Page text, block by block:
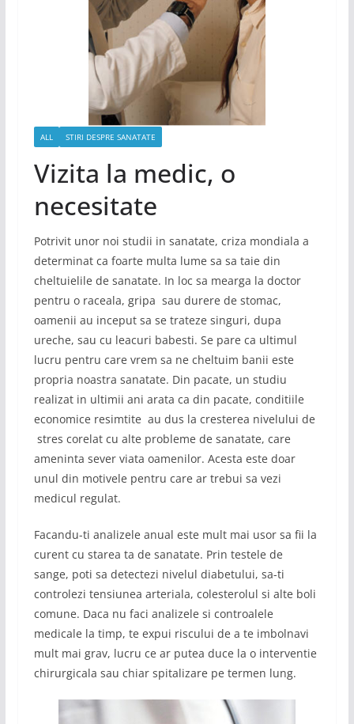
ALL STIRI DESPRE SANATATE
Vizita la medic, o
necesitate
Potrivit unor noi studii in sanatate, criza mondiala a
determinat ca foarte multa lume sa sa taie din
cheltuielile de sanatate. In loc sa mearga la doctor
pentru o raceala, gripa sau durere de stomac,
oamenii au inceput sa se trateze singuri, dupa
ureche, sau cu leacuri babesti. Se pare ca ultimul
lucru pentru care vrem sa ne cheltuim banii este
propria noastra sanatate. Din pacate, un studiu
realizat in ultimii ani arata ca din pacate, conditiile
economice resimtite au dus la cresterea nivelului de
stres corelat cu alte probleme de sanatate, care
ameninta sever viata oamenilor. Acesta este doar
unul din motivele pentru care ar trebui sa vezi
medicul regulat.
Facandu-ti analizele anual este mult mai usor sa fii la
curent cu starea ta de sanatate. Prin testele de
sange, poti sa detectezi nivelul diabetului, sa-ti
controlezi tensiunea arteriala, colesterolul si alte boli
comune. Daca nu faci analizele si controalele
medicale la timp, te expui riscului de a te imbolnavi
mult mai grav, lucru ce ar putea duce la o interventie
chirurgicala sau chiar spitalizare pe termen lung.